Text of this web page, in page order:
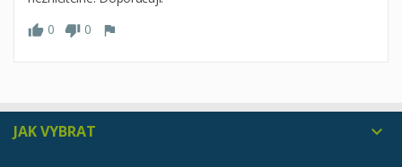
0
0
JAK VYBRAT 